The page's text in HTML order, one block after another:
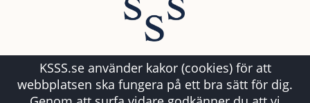
KSSS.se använder kakor (cookies) för att
webbplatsen ska fungera på ett bra sätt för dig.